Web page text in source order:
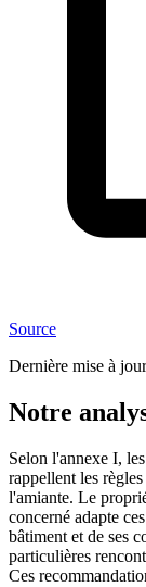
Source
Dernière mise à
Notre
Selon l'annexe I,
rappellent les
l'amiante. Le
concerné adapte
bâtiment et de ses
particulières
Ces